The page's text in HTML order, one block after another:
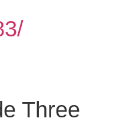
Three